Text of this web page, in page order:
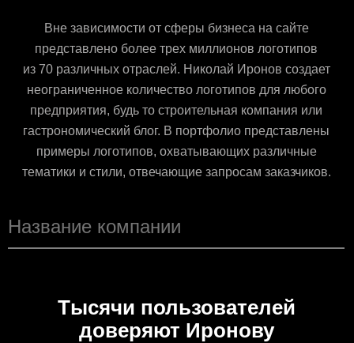
Вне зависимости от сферы бизнеса на сайте
представлено более трех миллионов логотипов
из 70 различных отраслей. Николай Иронов создает
неограниченное количество логотипов для любого
предприятия, будь то строительная компания или
гастрономический блог. В портфолио представлены
примеры логотипов, охватывающих различные
тематики и стили, отвечающие запросам заказчиков.
Тысячи пользователей
доверяют Иронову